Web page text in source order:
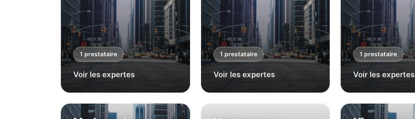
1 prestataire
Voir les expertes
1 prestataire
Voir les expertes
1 prestataire
Voir les expertes